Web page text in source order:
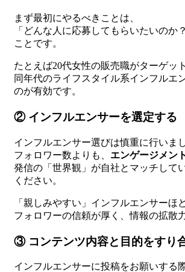
まず最初にやるべきことは、
「どんな人に応募してもらいたいのか
ことです。
たとえば20代女性の販売職がターゲッ
同年代のライフスタイル系インフルエ
のが有効です。
② インフルエンサーを選定する
インフルエンサー選びは慎重に行いま
フォロワー数よりも、 エンゲージメン
発信の「世界観」が自社とマッチして
ください。
「親しみやすい」インフルエンサーほど
フォロワーの信頼が厚く、情報の拡散
③ コンテンツ内容と目的をすり
インフルエンサーに投稿をお願いする